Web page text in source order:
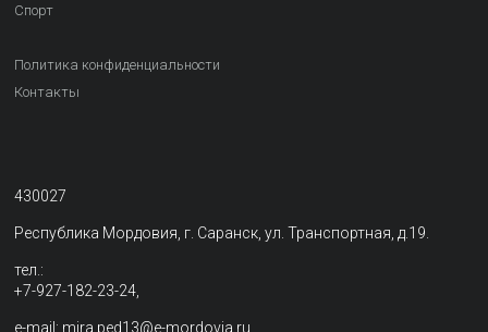
Спорт
Политика конфиденциальности
Контакты
430027
Республика Мордовия, г. Саранск, ул. Транспортная, д.19.
тел.:
+7-927-182-23-24,
e-mail: mira.ped13@e-mordovia.ru